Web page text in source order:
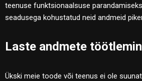
teenuse funktsionaalsuse
seadusega kohustatud neid andmeid
Laste andmete
Ükski meie toode või teenus ei ole